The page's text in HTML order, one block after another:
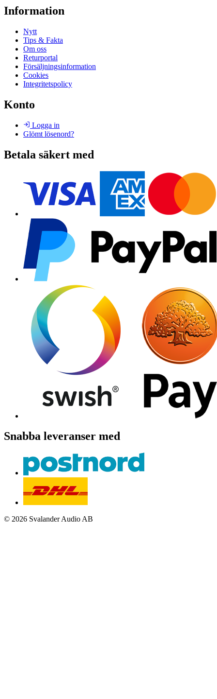
Information
Nytt
Tips & Fakta
Om oss
Returportal
Försäljningsinformation
Cookies
Integritetspolicy
Konto
Logga in
Glömt lösenord?
Betala säkert med
Snabba leveranser med
© 2026 Svalander Audio AB